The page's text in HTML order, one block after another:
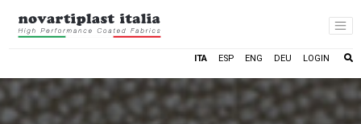
ITA ESP ENG DEU LOGIN